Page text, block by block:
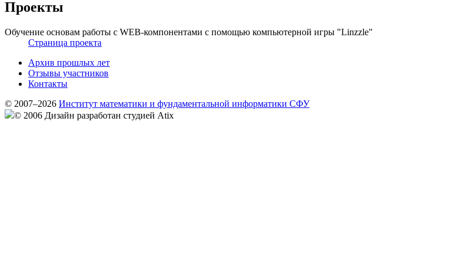
Проекты
Обучение основам работы с WEB-компонентами с помощью компьютерной игры "Linzzle"
Страница проекта
Архив прошлых лет
Отзывы участников
Контакты
© 2007–2026 Институт математики и фундаментальной информатики СФУ
© 2006 Дизайн разработан студией Atix